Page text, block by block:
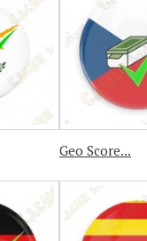
Geo Score...